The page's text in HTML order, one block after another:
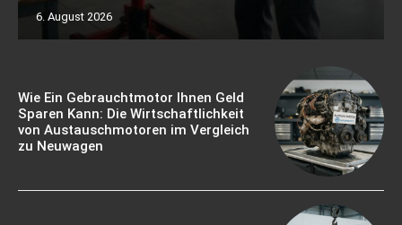
6. August 2026
Wie Ein Gebrauchtmotor Ihnen Geld
Sparen Kann: Die Wirtschaftlichkeit
von Austauschmotoren im Vergleich
zu Neuwagen